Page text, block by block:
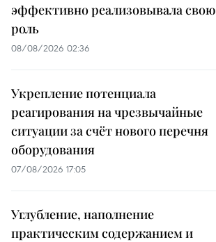
эффективно реализовывала свою
роль
08/08/2026 02:36
Укрепление потенциала
реагирования на чрезвычайные
ситуации за счёт нового перечня
оборудования
07/08/2026 17:05
Углубление, наполнение
практическим содержанием и